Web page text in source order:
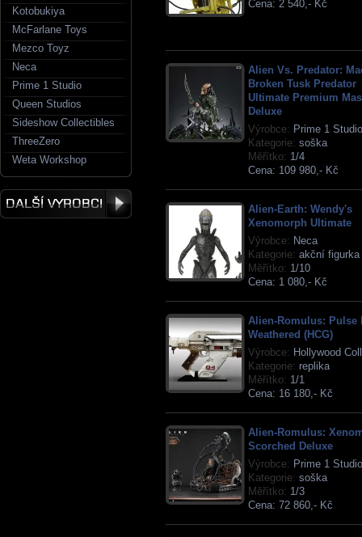
Cena: 2 540,- Kč
Alien Vs. Predator:
Broken Tusk Predator
Ultimate Premium
Deluxe
Výrobce: Prime 1 Studio
Kategorie: soška
Měřítko: 1/4
Cena: 109 980,- Kč
Alien-Earth: Wendy's
Xenomorph Ultimate
Výrobce: Neca
Kategorie: akční figurka
Měřítko: 1/10
Cena: 1 080,- Kč
Alien-Romulus: Pulse
Weathered (HCG)
Výrobce: Hollywood
Kategorie: replika
Měřítko: 1/1
Cena: 16 180,- Kč
Alien-Romulus:
Scorched Deluxe
Výrobce: Prime 1 Studio
Kategorie: soška
Měřítko: 1/3
Cena: 72 860,- Kč
Kotobukiya
McFarlane Toys
Mezco Toyz
Neca
Prime 1 Studio
Queen Studios
Sideshow Collectibles
ThreeZero
Weta Workshop